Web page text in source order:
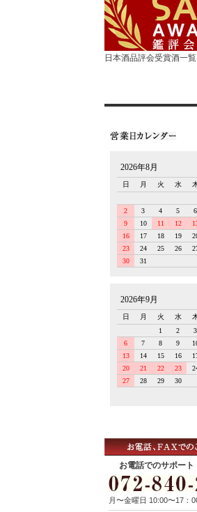
日本酒品評会受賞酒一覧
お電話でのサポート
月〜金曜日 10:00〜17：